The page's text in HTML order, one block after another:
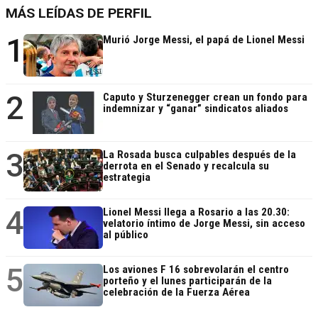
MÁS LEÍDAS DE PERFIL
1 Murió Jorge Messi, el papá de Lionel Messi
2
Caputo y Sturzenegger crean un fondo para
indemnizar y “ganar” sindicatos aliados
3
La Rosada busca culpables después de la
derrota en el Senado y recalcula su
estrategia
4
Lionel Messi llega a Rosario a las 20.30:
velatorio íntimo de Jorge Messi, sin acceso
al público
5
Los aviones F 16 sobrevolarán el centro
porteño y el lunes participarán de la
celebración de la Fuerza Aérea